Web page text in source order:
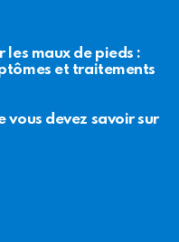
les maux de pieds :
et traitements
vous devez savoir sur